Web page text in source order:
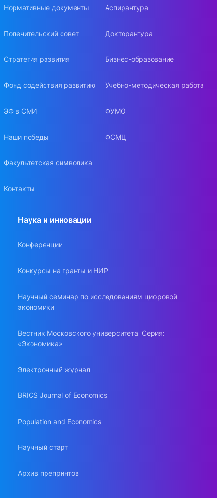
Нормативные документы
Попечительский совет
Стратегия развития
Фонд содействия развитию
ЭФ в СМИ
Наши победы
Факультетская символика
Контакты
Аспирантура
Докторантура
Бизнес-образование
Учебно-методическая работа
ФУМО
ФСМЦ
Наука и инновации
Конференции
Конкурсы на гранты и НИР
Научный семинар по исследованиям цифровой
экономики
Вестник Московского университета. Серия:
«Экономика»
Электронный журнал
BRICS Journal of Economics
Population and Economics
Научный старт
Архив препринтов